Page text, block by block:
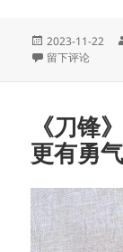
发
布
2023-11-22
于成年人看《
留下评论
《刀锋
更有勇